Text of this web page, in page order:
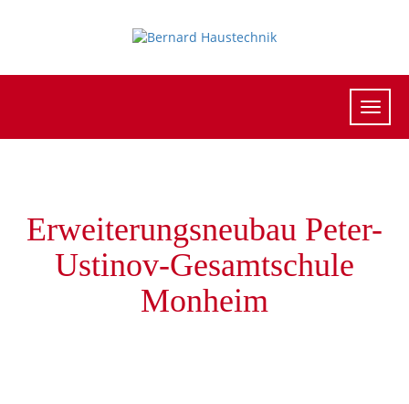
Erweiterungsneubau Peter-
Ustinov-Gesamtschule
Monheim